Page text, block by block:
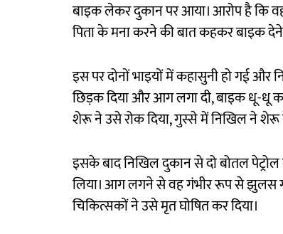
बाइक लेकर दुकान पर आया। आरोप है कि
पिता के मना करने की बात कहकर बाइक
इस पर दोनों भाइयों में कहासुनी हो गई
छिड़क दिया और आग लगा दी, बाइक धू-धू
शेरू ने उसे रोक दिया, गुस्से में निखिल ने शेरू के
इसके बाद निखिल दुकान से दो बोतल
लिया। आग लगने से वह गंभीर रूप से झुलस
चिकित्सकों ने उसे मृत घोषित कर दिया।